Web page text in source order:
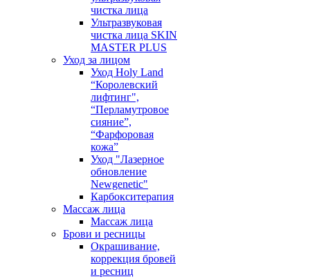
чистка лица
Ультразвуковая
чистка лица SKIN
MASTER PLUS
Уход за лицом
Уход Holy Land
“Королевский
лифтинг",
“Перламутровое
сияние”,
“Фарфоровая
кожа”
Уход "Лазерное
обновление
Newgenetic"
Карбокситерапия
Массаж лица
Массаж лица
Брови и ресницы
Окрашивание,
коррекция бровей
и ресниц